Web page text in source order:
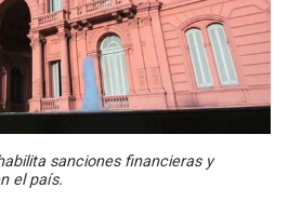
sanciones financieras y
el país.